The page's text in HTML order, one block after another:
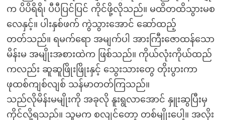
က ပိပိရိရိ၊ ပီပီပြင်ပြင် ကိုင်ဖို့လိုသည်။ မထိတထိသွားမစ
လေနှင့်။ ပါးနှစ်ဖက် ကွဲသွားအောင် ဆော်ထည့်
တတ်သည်။ ရမက်ရော အမျက်ပါ အားကြီးဇောထန်သော
မိန်းမ အမျိုးအစားထဲက ဖြစ်သည်။ ကိုယ်လုံးကိုယ်ထည်
ကလည်း ဆူဆူဖြိုးဖြိုးနှင့် သွေးသားတွေ တိုးပွားကာ
ဖုထစ်ကျစ်လျစ် သန်မာတတ်ကြသည်။
သည်လိုမိန်းမမျိုးကို အခုလို နူးရွလာအောင် နှူးဆွပြီးမှ
ကိုင်လို့ရသည်။ သူမက စလျင်တော့ တစ်မျိုးပေါ့။ အလိုး